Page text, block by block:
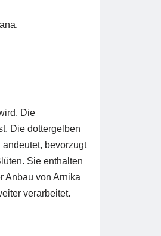
Die
Die dottergelben
bevorzugt
Sie enthalten
Anbau von Arnika
verarbeitet.